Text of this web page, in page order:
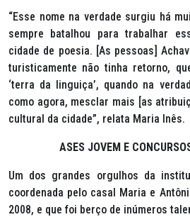
“Esse nome na verdade surgiu há
sempre batalhou para trabalhar
cidade de poesia. [As pessoas]
turisticamente não tinha retorno,
‘terra da linguiça’, quando na
como agora, mesclar mais [as
cultural da cidade”, relata Maria Inês.
ASES JOVEM E
Um dos grandes orgulhos da
coordenada pelo casal Maria e
2008, e que foi berço de inúmeros